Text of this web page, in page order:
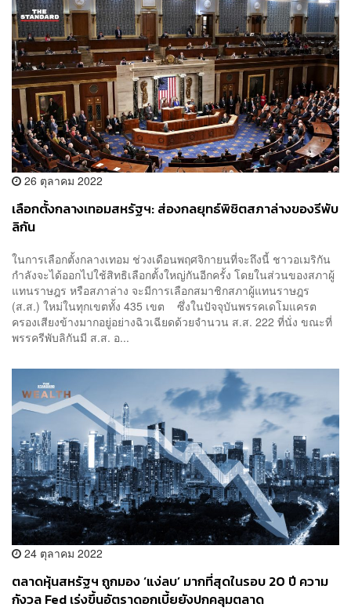
26 ตุลาคม 2022
เลือกตั้งกลางเทอมสหรัฐฯ: ส่องกลยุทธ์พิชิตสภาล่างของรีพับ
ลิกัน
ในการเลือกตั้งกลางเทอม ช่วงเดือนพฤศจิกายนที่จะถึงนี้ ชาวอเมริกัน
กำลังจะได้ออกไปใช้สิทธิเลือกตั้งใหญ่กันอีกครั้ง โดยในส่วนของสภาผู้
แทนราษฎร หรือสภาล่าง จะมีการเลือกสมาชิกสภาผู้แทนราษฎร
(ส.ส.) ใหม่ในทุกเขตทั้ง 435 เขต ซึ่งในปัจจุบันพรรคเดโมแครต
ครองเสียงข้างมากอยู่อย่างฉิวเฉียดด้วยจำนวน ส.ส. 222 ที่นั่ง ขณะที่
พรรครีพับลิกันมี ส.ส. อ...
24 ตุลาคม 2022
ตลาดหุ้นสหรัฐฯ ถูกมอง ‘แง่ลบ’ มากที่สุดในรอบ 20 ปี ความ
กังวล Fed เร่งขึ้นอัตราดอกเบี้ยยังปกคลุมตลาด